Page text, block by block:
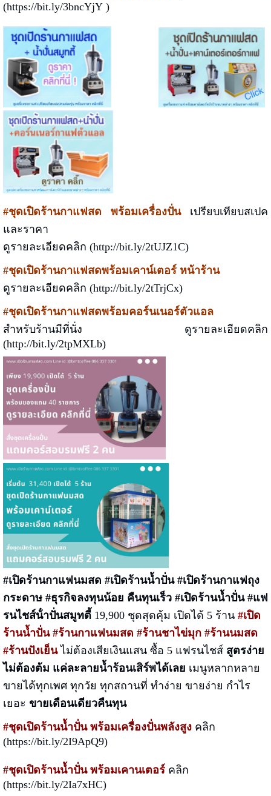
(https://bit.ly/3bncYjY)
#ชุดเปิดร้านกาแฟสด พร้อมเครื่องปั่น
เปรียบเทียบสเปค
และราคา
ดูรายละเอียดคลิก (http://bit.ly/2tUJZ1C)
#ชุดเปิดร้านกาแฟสดพร้อมเคาน์เตอร์ หน้าร้าน
ดูรายละเอียดคลิก (http://bit.ly/2tTrjCx)
#ชุดเปิดร้านกาแฟสดพร้อมคอร์นเนอร์ตัวแอล
สำหรับร้านมีที่นั่ง ดูรายละเอียดคลิก
(http://bit.ly/2tpMXLb)
#เปิดร้านกาแฟนมสด #เปิดร้านน้ำปั่น #เปิดร้านกาแฟถุง
กระดาษ #ธุรกิจลงทุนน้อย คืนทุนเร็ว #เปิดร้านน้ำปั่น #แฟ
รนไชส์น้ําปั่นสมูทตี้ 19,900 ชุดสุดคุ้ม เปิดได้ 5 ร้าน #เปิด
ร้านน้ำปั่น #ร้านกาแฟนมสด #ร้านชาไข่มุก #ร้านนมสด
#ร้านปังเย็น ไม่ต้องเสียเงินแสน ซื้อ 5 แฟรนไชส์ สูตรง่าย
ไม่ต้องต้ม แค่ละลายน้ำร้อนเสิร์พได้เลย เมนูหลากหลาย
ขายได้ทุกเพศ ทุกวัย ทุกสถานที่ ทำง่าย ขายง่าย กำไร
เยอะ ขายเดือนเดียวคืนทุน
#ชุดเปิดร้านน้ำปั่น พร้อมเครื่องปั่นพลังสูงคลิก
(https://bit.ly/2I9ApQ9)
#ชุดเปิดร้านน้ำปั่น พร้อมเคานเตอร์คลิก
(https://bit.ly/2Ia7xHC)